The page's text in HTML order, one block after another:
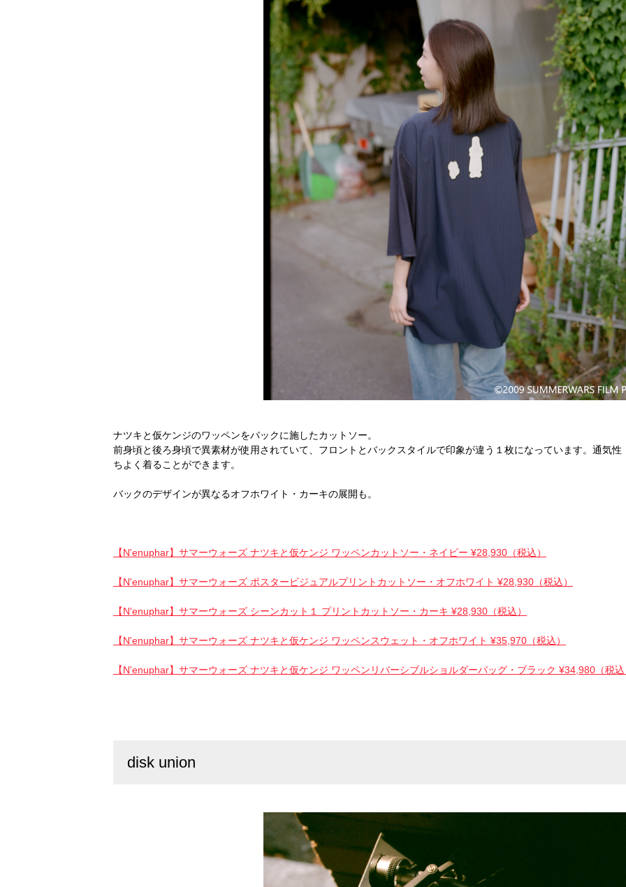
ナツキと仮ケンジのワッペンをバックに施したカットソー。
前身頃と後ろ身頃で異素材が使用されていて、フロントとバックスタイルで印象が違う１枚になっています。通気
ちよく着ることができます。
バックのデザインが異なるオフホワイト・カーキの展開も。
【N'enuphar】サマーウォーズ ナツキと仮ケンジ ワッペンカットソー・ネイビー ¥28,930（税込）
【N'enuphar】サマーウォーズ ポスタービジュアルプリントカットソー・オフホワイト ¥28,930（税込）
【N'enuphar】サマーウォーズ シーンカット１ プリントカットソー・カーキ ¥28,930（税込）
【N'enuphar】サマーウォーズ ナツキと仮ケンジ ワッペンスウェット・オフホワイト ¥35,970（税込）
【N'enuphar】サマーウォーズ ナツキと仮ケンジ ワッペンリバーシブルショルダーバッグ・ブラック ¥34,980（税
disk union